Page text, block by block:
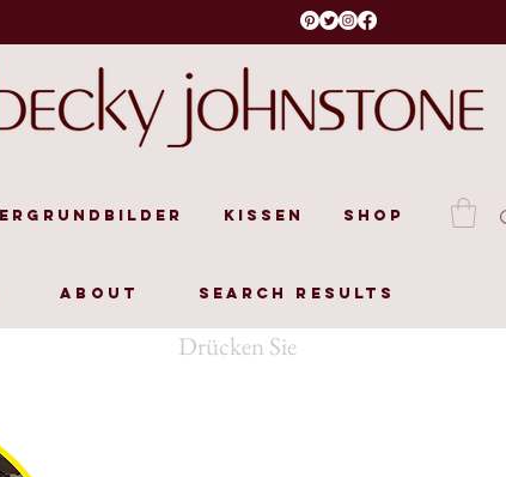
Kissen Shop
About Search Results
Drücken Sie